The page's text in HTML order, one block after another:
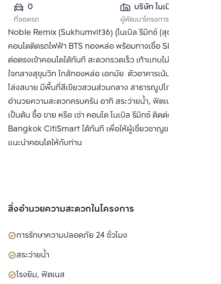
0
ที่จอดรถ
บริษัท โนเบิล ดี
เวลลอปเมนท์ จำกัด
(มหาชน)
ผู้พัฒนาโครงการ
Noble Remix (Sukhumvit36) (โนเบิล รีมิกซ์ (สุขุมวิท 36))
คอนโดติดรถไฟฟ้า BTS ทองหล่อ พร้อมทางเชื่อ Sky Walk เชื่อ
ต่อตรงเข้าคอนโดได้ทันที สะดวกรวดเร็ว เท้าแทบไม่ติดพื้น
ใจกลางสุขุมวิท ใกล้ทองหล่อ เอกมัย ตัวอาคารเน้นความโปร่ง
โล่งสบาย มีพื้นที่สีเขียวสวนส่วนกลาง สาธารณูปโภคและสิ่ง
อำนวยความสะดวกครบครัน อาทิ สระว่ายน้ำ, ฟิตเนส, ห้องสตีม
เป็นต้น ซื้อ ขาย หรือ เช่า คอนโด โนเบิล รีมิกซ์ ติดต่อหาเรา
Bangkok CitiSmart ได้ทันที เพื่อให้ผู้เชี่ยวชาญของเราได้
แนะนำคอนโดให้กับท่าน
สิ่งอำนวยความสะดวกในโครงการ
การรักษาความปลอดภัย 24 ชั่วโมง
สระว่ายน้ำ
โรงยิม, ฟิตเนส